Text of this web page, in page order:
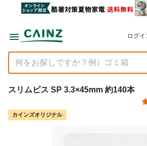
ログ
スリムビス SP 3.3×45mm 約140本
カインズオリジナル